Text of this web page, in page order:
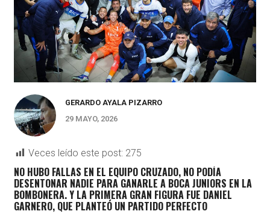
GERARDO AYALA PIZARRO
29 MAYO, 2026
Veces leído este post: 275
NO HUBO FALLAS EN EL EQUIPO CRUZADO, NO PODÍA
DESENTONAR NADIE PARA GANARLE A BOCA JUNIORS EN LA
BOMBONERA. Y LA PRIMERA GRAN FIGURA FUE DANIEL
GARNERO, QUE PLANTEÓ UN PARTIDO PERFECTO